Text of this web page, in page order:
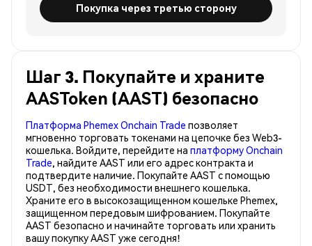
Покупка через третью сторону
Шаг 3. Покупайте и храните
AASToken (AAST) безопасно
Платформа Phemex Onchain Trade позволяет
мгновенно торговать токенами на цепочке без Web3-
кошелька. Войдите, перейдите на платформу Onchain
Trade, найдите AAST или его адрес контракта и
подтвердите наличие. Покупайте AAST с помощью
USDT, без необходимости внешнего кошелька.
Храните его в высокозащищенном кошельке Phemex,
защищенном передовым шифрованием. Покупайте
AAST безопасно и начинайте торговать или хранить
вашу покупку AAST уже сегодня!